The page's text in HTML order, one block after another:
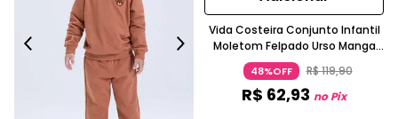
Vida Costeira Conjunto Infantil
Moletom Felpado Urso Manga
Longa Verde Militar
48%OFF R$119,90
R$ 62,93 no Pix